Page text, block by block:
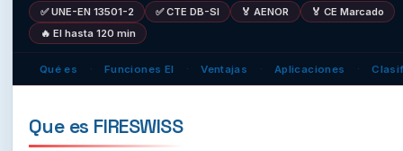
✅ UNE-EN 13501-2 ✅ CTE DB-SI 🏅 AENOR
🏅 CE Marcado
🔥 EI hasta 120 min
Qué es · Funciones EI · Ventajas · Aplicaciones ·
Que es FIRESWISS